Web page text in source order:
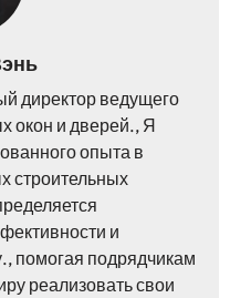
директор ведущего
окон и дверей., Я
опыта в
строительных
и
помогая подрядчикам
реализовать свои